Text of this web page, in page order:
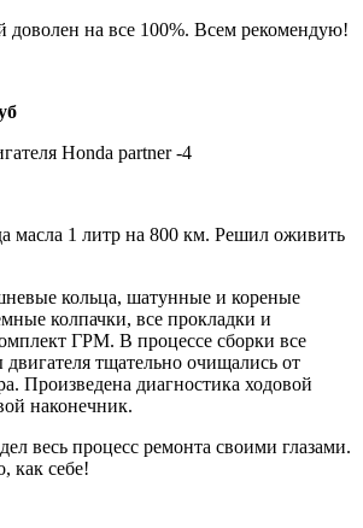
доволен на все 100%. Всем рекомендую!
масла 1 литр на 800 км. Решил оживить
кольца, шатунные и кореные
колпачки, все прокладки и
ГРМ. В процессе сборки все
тщательно очищались от
Произведена диагностика ходовой
наконечник.
весь процесс ремонта своими глазами.
как себе!